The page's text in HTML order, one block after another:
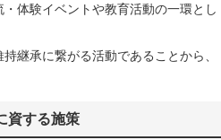
体験イベントや教育活動の一環とし
継承に繋がる活動であることから、
資する施策